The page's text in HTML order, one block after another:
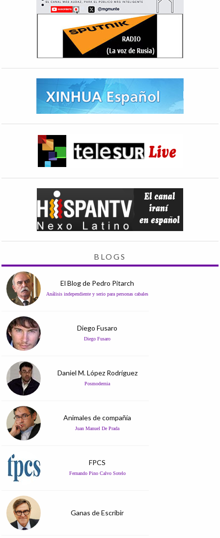
BLOGS
El Blog de Pedro Pitarch
Análisis independiente y serio para personas cabales
Diego Fusaro
Diego Fusaro
Daniel M. López Rodríguez
Posmodernia
Animales de compañía
Juan Manuel De Prada
FPCS
Fernando Pino Calvo Sotelo
Ganas de Escribir